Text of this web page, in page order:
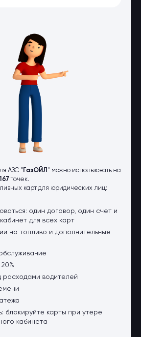
АЗС " ГазОЙЛ " можно использовать на
167 точек.
карт для юридических лиц:
один договор, один счет и
для всех карт
на топливо и дополнительные
расходами водителей
блокируйте карты при утере
кабинета
лиц
лиц
перевозочные